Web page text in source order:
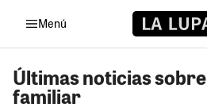
Menú
Últimas noticias
familiar